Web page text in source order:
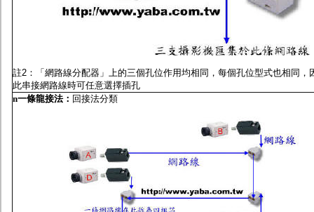
註2：「網路線分配器」上的三個孔位作用均相同，每個孔位型式也相同，
此串接網路線時可任意選擇插孔
n一條龍接法： 回接法分類